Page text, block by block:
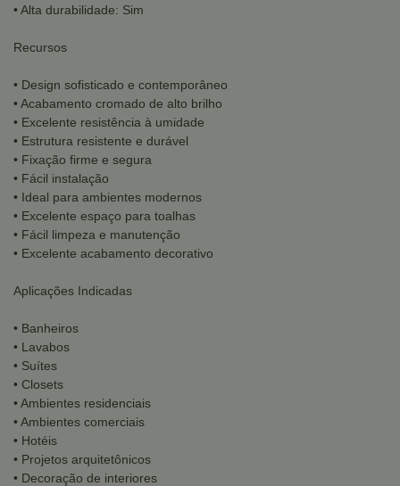
• Alta durabilidade: Sim
Recursos
• Design sofisticado e contemporâneo
• Acabamento cromado de alto brilho
• Excelente resistência à umidade
• Estrutura resistente e durável
• Fixação firme e segura
• Fácil instalação
• Ideal para ambientes modernos
• Excelente espaço para toalhas
• Fácil limpeza e manutenção
• Excelente acabamento decorativo
Aplicações Indicadas
• Banheiros
• Lavabos
• Suítes
• Closets
• Ambientes residenciais
• Ambientes comerciais
• Hotéis
• Projetos arquitetônicos
• Decoração de interiores